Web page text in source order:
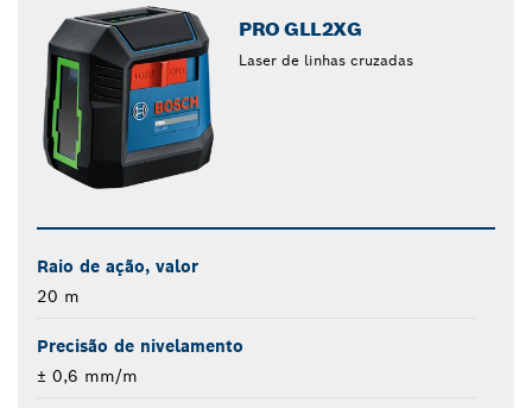
PRO GLL2XG
Laser de linhas cruzadas
Raio de ação, valor
20 m
Precisão de nivelamento
± 0,6 mm/m